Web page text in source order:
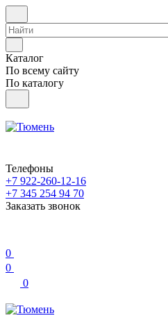
Каталог
По всему сайту
По каталогу
Телефоны
+7 922-260-12-16
+7 345 254 94 70
Заказать звонок
0
0
0